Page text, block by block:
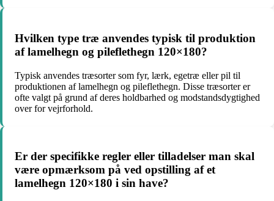
Hvilken type træ anvendes typisk til produktion
af lamelhegn og pileflethegn 120×180?
Typisk anvendes træsorter som fyr, lærk, egetræ eller pil til
produktionen af lamelhegn og pileflethegn. Disse træsorter er
ofte valgt på grund af deres holdbarhed og modstandsdygtighed
over for vejrforhold.
Er der specifikke regler eller tilladelser man skal
være opmærksom på ved opstilling af et
lamelhegn 120×180 i sin have?